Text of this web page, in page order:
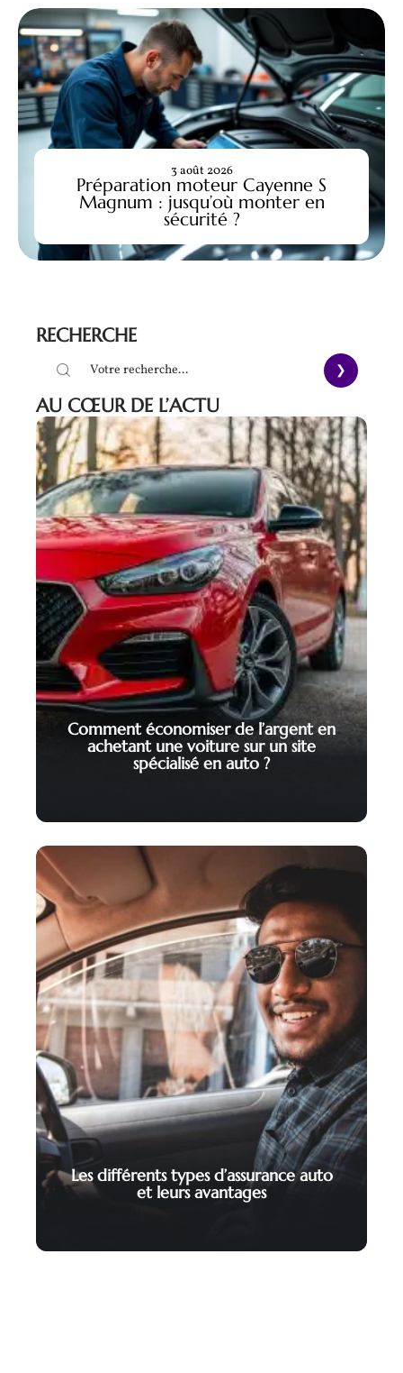
Préparation moteur Cayenne S
Magnum : jusqu’où monter en
sécurité ?
3 août 2026
RECHERCHE
AU CŒUR DE L’ACTU
Comment économiser de l’argent en
achetant une voiture sur un site
spécialisé en auto ?
Les différents types d’assurance auto
et leurs avantages